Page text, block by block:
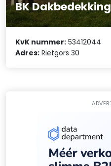
BK
KvK nummer: 53412044
Adres: Rietgors 30